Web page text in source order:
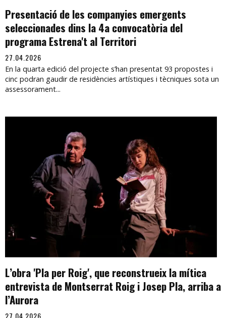
Presentació de les companyies emergents
seleccionades dins la 4a convocatòria del
programa Estrena't al Territori
27.04.2026
En la quarta edició del projecte s’han presentat 93 propostes i
cinc podran gaudir de residències artístiques i tècniques sota un
assessorament...
L’obra 'Pla per Roig', que reconstrueix la mítica
entrevista de Montserrat Roig i Josep Pla, arriba a
l’Aurora